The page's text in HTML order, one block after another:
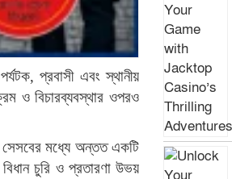
প্রবাসী এবং স্থানীয়
ও বিচারব্যবস্থার ওপরও
মধ্যে অন্তত একটি
চুরি ও প্রতারণা উভয়